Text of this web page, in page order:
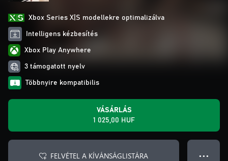
Xbox Series X|S modellekre optimalizálva
Intelligens kézbesítés
Xbox Play Anywhere
3 támogatott nyelv
Többnyire kompatibilis
VÁSÁRLÁS
1 025,00 HUF
FELVÉTEL A KÍVÁNSÁGLISTÁRA ● ● ●